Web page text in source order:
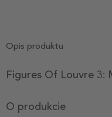
Opis produktu
Figures Of Louvre 3:
O produkcie